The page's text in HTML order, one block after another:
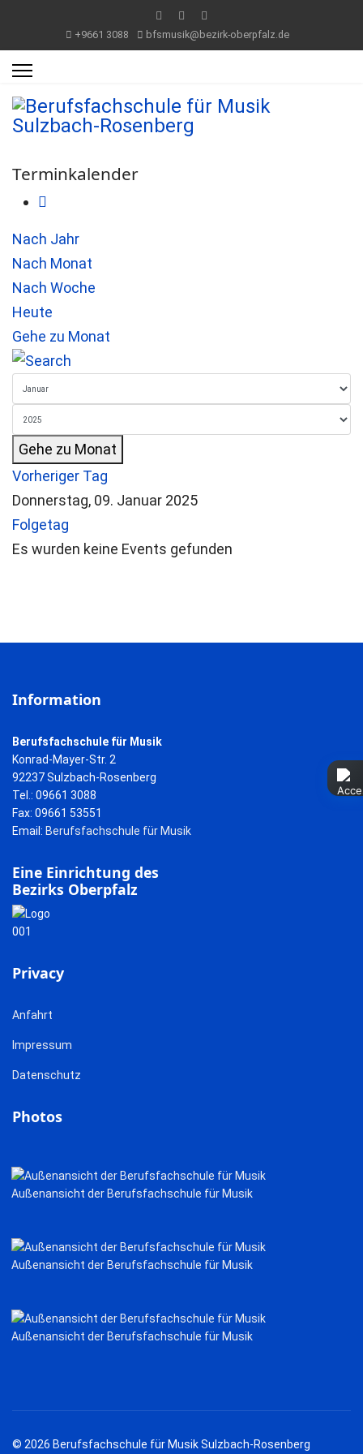
+9661 3088 bfsmusik@bezirk-oberpfalz.de
Terminkalender
Nach Jahr
Nach Monat
Nach Woche
Heute
Gehe zu Monat
Gehe zu Monat
Vorheriger Tag
Donnerstag, 09. Januar 2025
Folgetag
Es wurden keine Events gefunden
Information
Berufsfachschule für Musik
Konrad-Mayer-Str. 2
92237 Sulzbach-Rosenberg
Tel.: 09661 3088
Fax: 09661 53551
Email: Berufsfachschule für Musik
Eine Einrichtung des
Bezirks Oberpfalz
Privacy
Anfahrt
Impressum
Datenschutz
Photos
Außenansicht der Berufsfachschule für Musik
Außenansicht der Berufsfachschule für Musik
Außenansicht der Berufsfachschule für Musik
© 2026 Berufsfachschule für Musik Sulzbach-Rosenberg